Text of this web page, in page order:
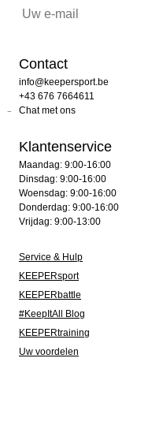
Contact
info@keepersport.be
+43 676 7664611
Chat met ons
Klantenservice
Maandag: 9:00-16:00
Dinsdag: 9:00-16:00
Woensdag: 9:00-16:00
Donderdag: 9:00-16:00
Vrijdag: 9:00-13:00
Service & Hulp
KEEPERsport
KEEPERbattle
#KeepItAll Blog
KEEPERtraining
Uw voordelen